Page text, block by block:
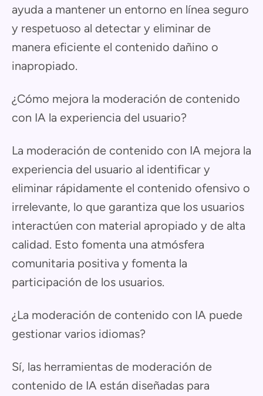
ayuda a mantener un entorno en línea seguro
y respetuoso al detectar y eliminar de
manera eficiente el contenido dañino o
inapropiado.
¿Cómo mejora la moderación de contenido
con IA la experiencia del usuario?
La moderación de contenido con IA mejora la
experiencia del usuario al identificar y
eliminar rápidamente el contenido ofensivo o
irrelevante, lo que garantiza que los usuarios
interactúen con material apropiado y de alta
calidad. Esto fomenta una atmósfera
comunitaria positiva y fomenta la
participación de los usuarios.
¿La moderación de contenido con IA puede
gestionar varios idiomas?
Sí, las herramientas de moderación de
contenido de IA están diseñadas para